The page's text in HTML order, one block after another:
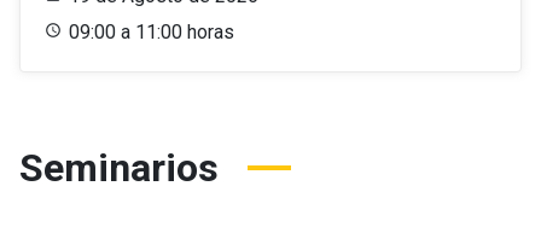
09:00 a 11:00 horas
Seminarios